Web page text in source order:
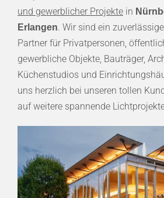
und gewerblicher Projektein
Erlangen. Wir sind ein
Partner für Privatpersonen,
gewerbliche Objekte, Bauträger,
Küchenstudios und
uns herzlich bei unseren tollen
auf weitere spannende